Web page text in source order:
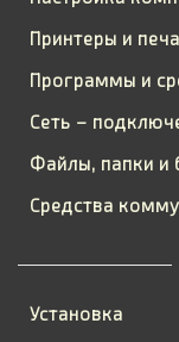
Принтеры и
Программы и
Сеть –
Файлы, папки и
Средства
Установка